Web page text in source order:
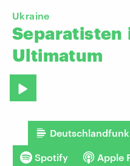
Ukraine
Separatisten
Ultimatum
Spotify Apple